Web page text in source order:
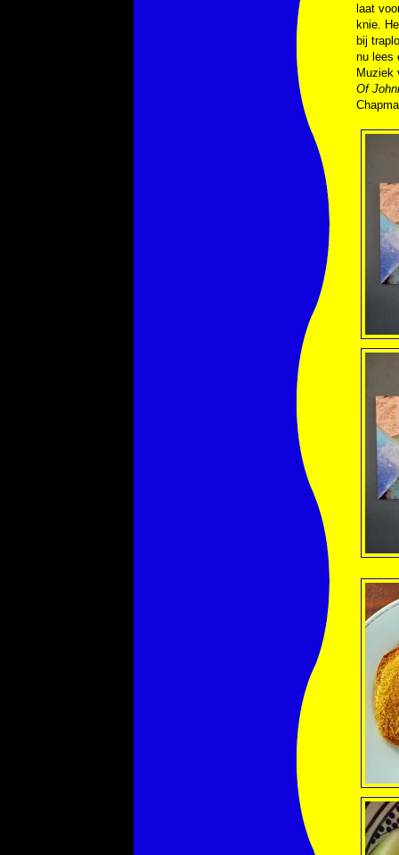
laat
knie.
bij
nu lees
Muziek
Of